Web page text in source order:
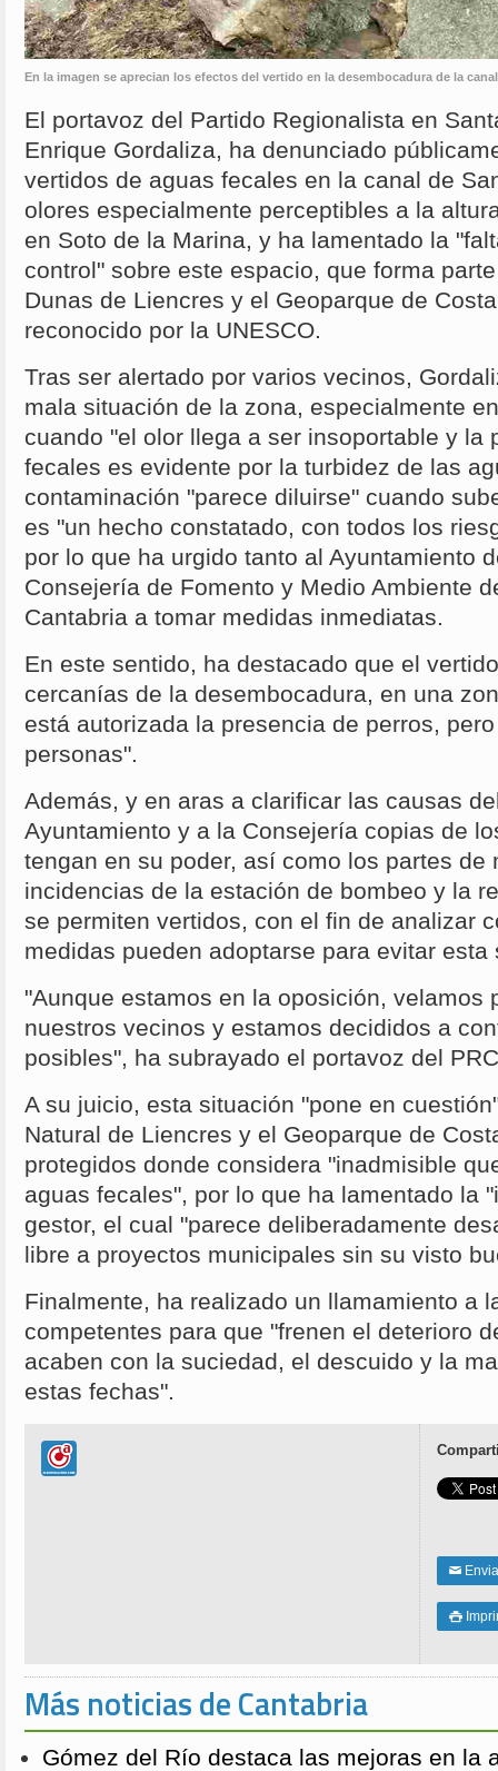
En la imagen se aprecian los efectos del vertido en la desembocadura de la
El portavoz del Partido Regionalista en
Enrique Gordaliza, ha denunciado
vertidos de aguas fecales en la canal de
olores especialmente perceptibles a la
en Soto de la Marina, y ha lamentado la
control" sobre este espacio, que forma
Dunas de Liencres y el Geoparque de
reconocido por la UNESCO.
Tras ser alertado por varios vecinos,
mala situación de la zona, especialmente
cuando "el olor llega a ser insoportable y la
fecales es evidente por la turbidez de las
contaminación "parece diluirse" cuando
es "un hecho constatado, con todos los
por lo que ha urgido tanto al Ayuntamiento
Consejería de Fomento y Medio Ambiente
Cantabria a tomar medidas inmediatas.
En este sentido, ha destacado que el
cercanías de la desembocadura, en una
está autorizada la presencia de perros,
personas".
Además, y en aras a clarificar las causas
Ayuntamiento y a la Consejería copias de
tengan en su poder, así como los partes de
incidencias de la estación de bombeo y la
se permiten vertidos, con el fin de analizar
medidas pueden adoptarse para evitar esta
"Aunque estamos en la oposición, velamos
nuestros vecinos y estamos decididos a
posibles", ha subrayado el portavoz del
A su juicio, esta situación "pone en
Natural de Liencres y el Geoparque de
protegidos donde considera "inadmisible
aguas fecales", por lo que ha lamentado la
gestor, el cual "parece deliberadamente
libre a proyectos municipales sin su visto
Finalmente, ha realizado un llamamiento a
competentes para que "frenen el deterioro
acaben con la suciedad, el descuido y la
estas fechas".
✉

Más noticias de Cantabria
Gómez del Río destaca las mejoras en la